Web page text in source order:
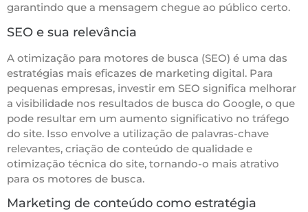
garantindo que a mensagem chegue ao público certo.
SEO e sua relevância
A otimização para motores de busca (SEO) é uma das
estratégias mais eficazes de marketing digital. Para
pequenas empresas, investir em SEO significa melhorar
a visibilidade nos resultados de busca do Google, o que
pode resultar em um aumento significativo no tráfego
do site. Isso envolve a utilização de palavras-chave
relevantes, criação de conteúdo de qualidade e
otimização técnica do site, tornando-o mais atrativo
para os motores de busca.
Marketing de conteúdo como estratégia